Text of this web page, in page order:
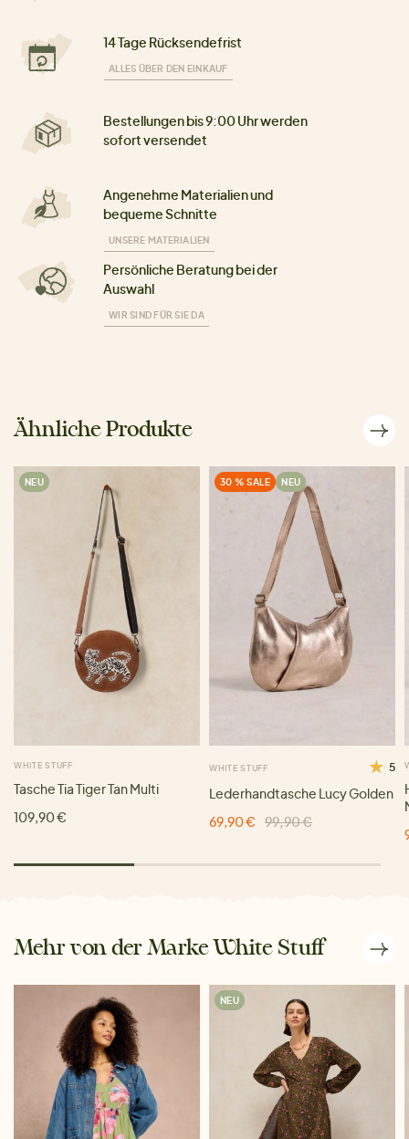
14 Tage Rücksendefrist
ALLES ÜBER DEN EINKAUF
Bestellungen bis 9:00 Uhr werden
sofort versendet
Angenehme Materialien und
bequeme Schnitte
UNSERE MATERIALIEN
Persönliche Beratung bei der
Auswahl
WIR SIND FÜR SIE DA
Ähnliche Produkte
NEU
WHITE STUFF
Tasche Tia Tiger Tan Multi
109,90 €
30 % SALE NEU
WHITE STUFF 5
Lederhandtasche Lucy Golden
69,90 €
99,90 €
Mehr von der Marke White Stuff
NEU